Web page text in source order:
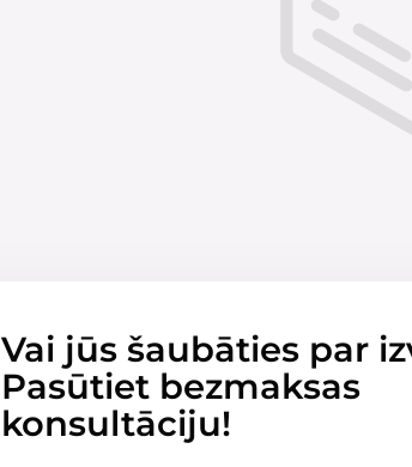
Vai jūs šaubāties par
Pasūtiet bezmaksas
konsultāciju!